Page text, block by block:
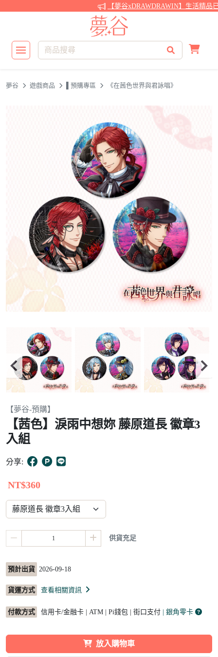
【夢谷xDRAWDRAWIN】生活精品已
夢谷 遊戲商品 ▌預購專區 《在茜色世界與君詠唱》
Item
of
4
【夢谷-預購】
【茜色】淚雨中想妳 藤原道長 徽章3
入組
分享:
NT$360
供貨充足
預計出貨 2026-09-18
貨運方式 查看相關資訊
付款方式 信用卡/金融卡 | ATM | Pi錢包 | 街口支付 | 銀角零卡
放入購物車